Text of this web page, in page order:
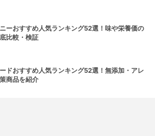
ーおすすめ人気ランキング52選！味や栄養価の
比較・検証
ードおすすめ人気ランキング52選！無添加・アレ
商品を紹介